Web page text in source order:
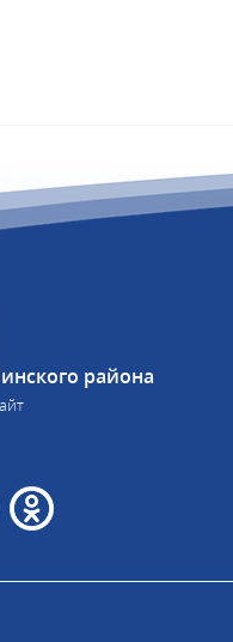
района